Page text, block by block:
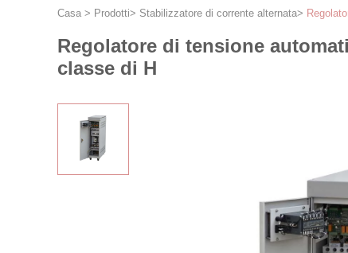
Casa > Prodotti> Stabilizzatore di corrente alternata>
Regolatore di tensione
classe di H